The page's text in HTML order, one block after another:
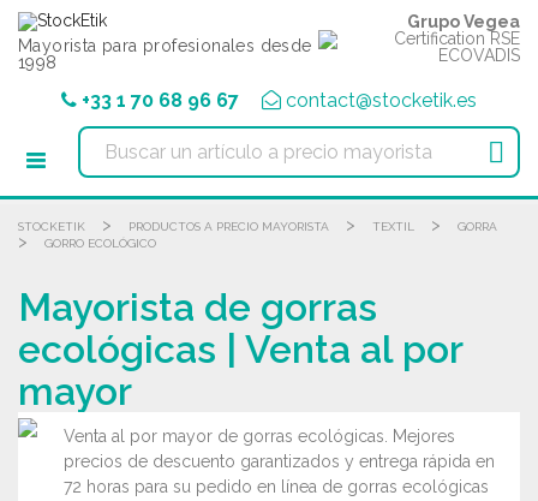
Mayorista para profesionales desde
1998
Grupo Vegea
+33 1 70 68 96 67 contact@stocketik.es

STOCKETIK > PRODUCTOS A PRECIO MAYORISTA > TEXTIL > GORRA
> GORRO ECOLÓGICO
Mayorista de gorras
ecológicas | Venta al por
mayor
Venta al por mayor de gorras ecológicas. Mejores
precios de descuento garantizados y entrega rápida en
72 horas para su pedido en línea de gorras ecológicas
Panel de gestión de cookies